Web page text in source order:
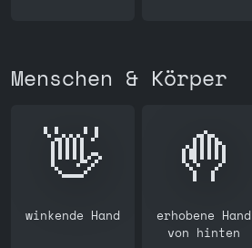
Menschen & Körper
👋
winkende Hand
🤚
erhobene Hand
von hinten